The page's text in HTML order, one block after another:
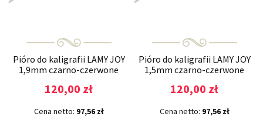
Pióro do kaligrafii LAMY JOY
1,9mm czarno-czerwone
120,00 zł
Cena netto: 97,56 zł
Pióro do kaligrafii LAMY JOY
1,5mm czarno-czerwone
120,00 zł
Cena netto: 97,56 zł